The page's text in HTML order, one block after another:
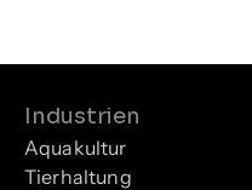
Industrien
Aquakultur
Tierhaltung